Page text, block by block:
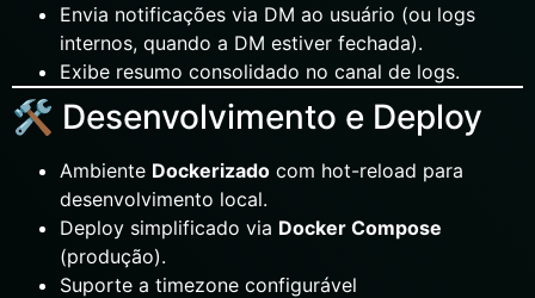
Envia notificações via DM ao usuário (ou logs
internos, quando a DM estiver fechada).
Exibe resumo consolidado no canal de logs.
🛠️ Desenvolvimento e Deploy
Ambiente Dockerizado com hot-reload para
desenvolvimento local.
Deploy simplificado via Docker Compose
(produção).
Suporte a timezone configurável